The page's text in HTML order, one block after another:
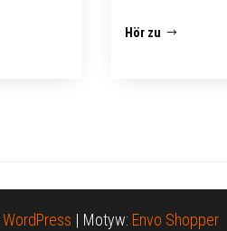
Hör zu
WordPress | Motyw: Envo Shopper